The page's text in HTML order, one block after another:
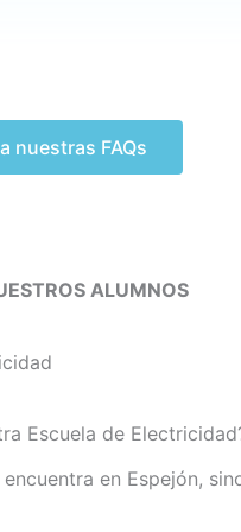
nuestras FAQs
ALUMNOS
Escuela de
en Espejón,